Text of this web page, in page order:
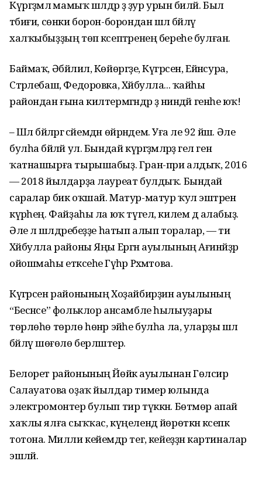
Күргәҙмәлә мамыҡ шәлдәр ҙә ҙур урын биләй. Был
тәбиғи, сөнки борон-борондан шәл бәйләү
халҡыбыҙҙың төп кәсептәренең береһе булған.
Баймаҡ, Әбйәлил, Көйөргәҙе, Күгәрсен, Ейәнсура,
Стәрлебаш, Федоровка, Хәйбулла... ҡайһы
райондан ғына килтермәгәндәр ҙә ниндәй генәһе юҡ!
– Шәл бәйләргә әсәйемдән өйрәндем. Уға әле 92 йәш. Әле
булһа бәйләй ул. Бындай күргәҙ­мәләрҙә гел генә
ҡатнашырға тырышабыҙ. Гран-при алдыҡ, 2016
— 2018 йылдарҙа лауреат булдыҡ. Бындай
саралар бик оҡшай. Матур-матур ҡул эштә­рен
күрәһең. Файҙаһы ла юҡ түгел, килем дә алабыҙ.
Әле лә шәлдәребеҙҙе һатып алып торалар, — ти
Хәйбулла районы Яңы Ергән ауылының Ағинәйҙәр
ойошмаһы етәксеһе Гәүһәр Рәхмәтова.
Күгәрсен районының Хоҙай­бирҙин ауылының
“Бесәнсе” фольклор ансамбле һылыуҙары
төрлөһө төрлө һөнәр эйәһе булһа ла, уларҙы шәл
бәйләү шөғөлө берләштерә.
Белорет районының Йөйәк ауылынан Гөлсирә
Салауатова оҙаҡ йылдар тимер юлында
электромонтер булып тир түккән. Бөтмөр апай
хаҡлы ялға сыҡҡас, күңелендә йөрөткән кәсепкә
тотона. Милли кейемдәр тегә, кейеҙҙән картиналар
эшләй.